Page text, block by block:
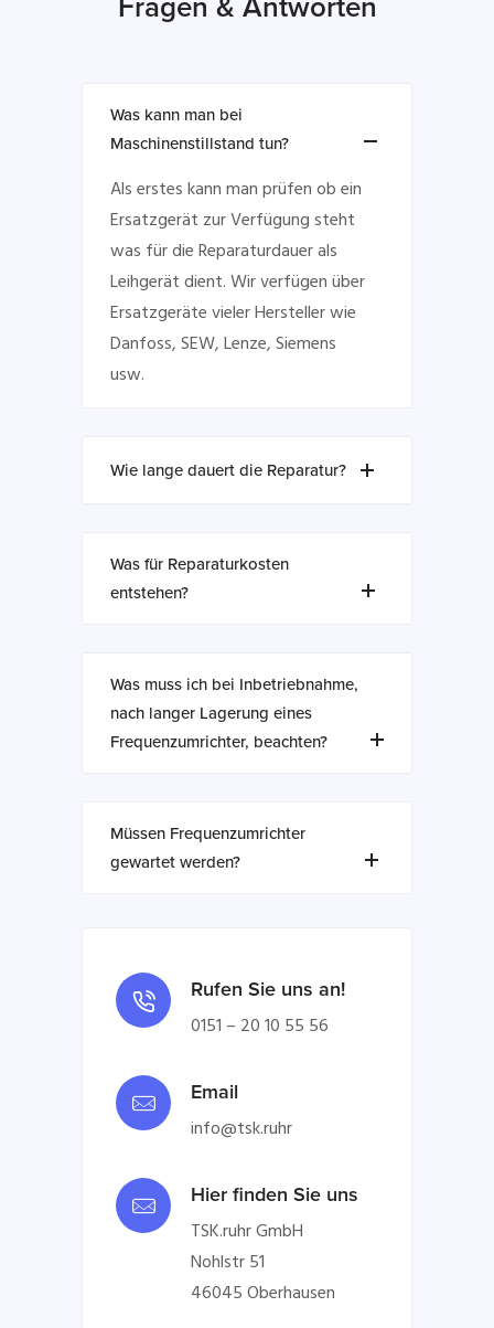
Fragen & Antworten
Was kann man bei
Maschinenstillstand tun?
Als erstes kann man prüfen ob ein
Ersatzgerät zur Verfügung steht
was für die Reparaturdauer als
Leihgerät dient. Wir verfügen über
Ersatzgeräte vieler Hersteller wie
Danfoss, SEW, Lenze, Siemens
usw.
Wie lange dauert die Reparatur?
Was für Reparaturkosten
entstehen?
Was muss ich bei Inbetriebnahme,
nach langer Lagerung eines
Frequenzumrichter, beachten?
Müssen Frequenzumrichter
gewartet werden?
Rufen Sie uns an!
0151 – 20 10 55 56
Email
info@tsk.ruhr
Hier finden Sie uns
TSK.ruhr GmbH
Nohlstr 51
46045 Oberhausen